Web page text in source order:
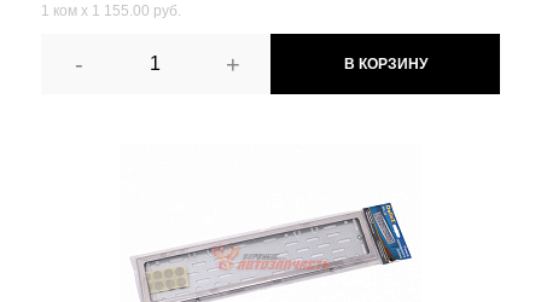
1 ком х 1 155.00 руб.
- + В КОРЗИНУ